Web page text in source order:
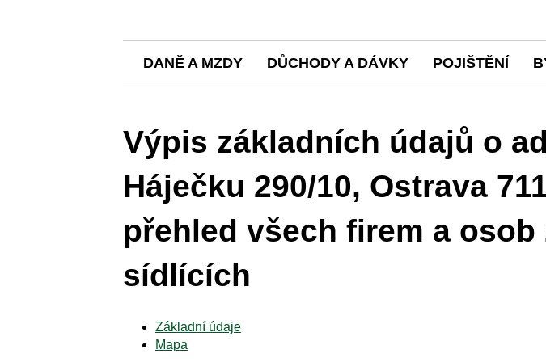
DANĚ A MZDY DŮCHODY A DÁVKY POJIŠTĚNÍ
Výpis základních údajů o
Háječku 290/10, Ostrava
přehled všech firem a osob
sídlících
Základní údaje
Mapa